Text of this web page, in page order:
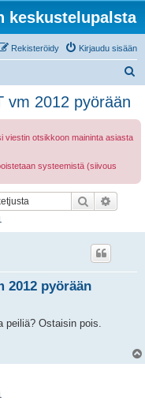
keskustelupalsta
Kirjaudu sisään
Rekisteröidy
vm 2012 pyörään
viestin otsikkoon maininta asiasta
systeemistä (siivous
Etsi
2012 pyörään
peiliä? Ostaisin pois.